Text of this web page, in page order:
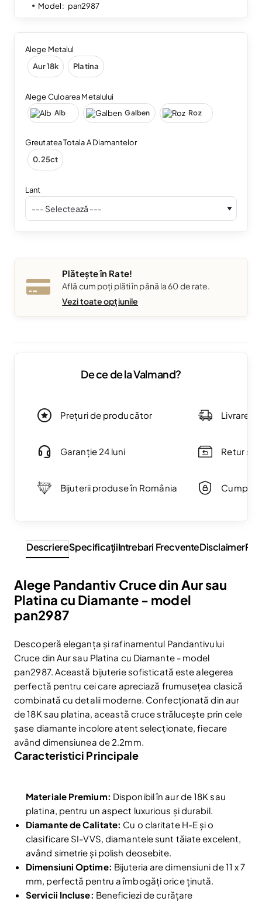
Model: pan2987
Alege Metalul
Aur 18k
Platina
Alege Culoarea Metalului
Alb Galben Roz
Greutatea Totala A Diamantelor
0.25ct
Lant
Plătește în Rate!
Află cum poți plăti în până la 60 de rate.
Vezi toate opțiunile
De ce de la Valmand?
Prețuri de producător
Garanție 24 luni
Bijuterii produse în România
Livrare
Retur
DescriereSpecificaţiiIntrebari FrecventeDisclaimer
Alege Pandantiv Cruce din Aur sau
Platina cu Diamante - model
pan2987
Descoperă eleganța și rafinamentul Pandantivului
Cruce din Aur sau Platina cu Diamante - model
pan2987. Această bijuterie sofisticată este alegerea
perfectă pentru cei care apreciază frumusețea clasică
combinată cu detalii moderne. Confecționată din aur
de 18K sau platina, această cruce strălucește prin cele
șase diamante incolore atent selecționate, fiecare
având dimensiunea de 2.2mm.
Caracteristici Principale
Materiale Premium: Disponibil în aur de 18K sau
platina, pentru un aspect luxurious și durabil.
Diamante de Calitate: Cu o claritate H-E și o
clasificare SI-VVS, diamantele sunt tăiate excelent,
având simetrie și polish deosebite.
Dimensiuni Optime: Bijuteria are dimensiuni de 11 x 7
mm, perfectă pentru a îmbogăți orice ținută.
Servicii Incluse: Beneficiezi de curățare